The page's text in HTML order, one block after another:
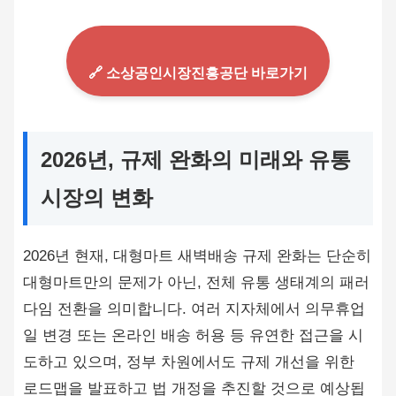
🔗 소상공인시장진흥공단 바로가기
2026년, 규제 완화의 미래와 유통
시장의 변화
2026년 현재, 대형마트 새벽배송 규제 완화는 단순히
대형마트만의 문제가 아닌, 전체 유통 생태계의 패러
다임 전환을 의미합니다. 여러 지자체에서 의무휴업
일 변경 또는 온라인 배송 허용 등 유연한 접근을 시
도하고 있으며, 정부 차원에서도 규제 개선을 위한
로드맵을 발표하고 법 개정을 추진할 것으로 예상됩